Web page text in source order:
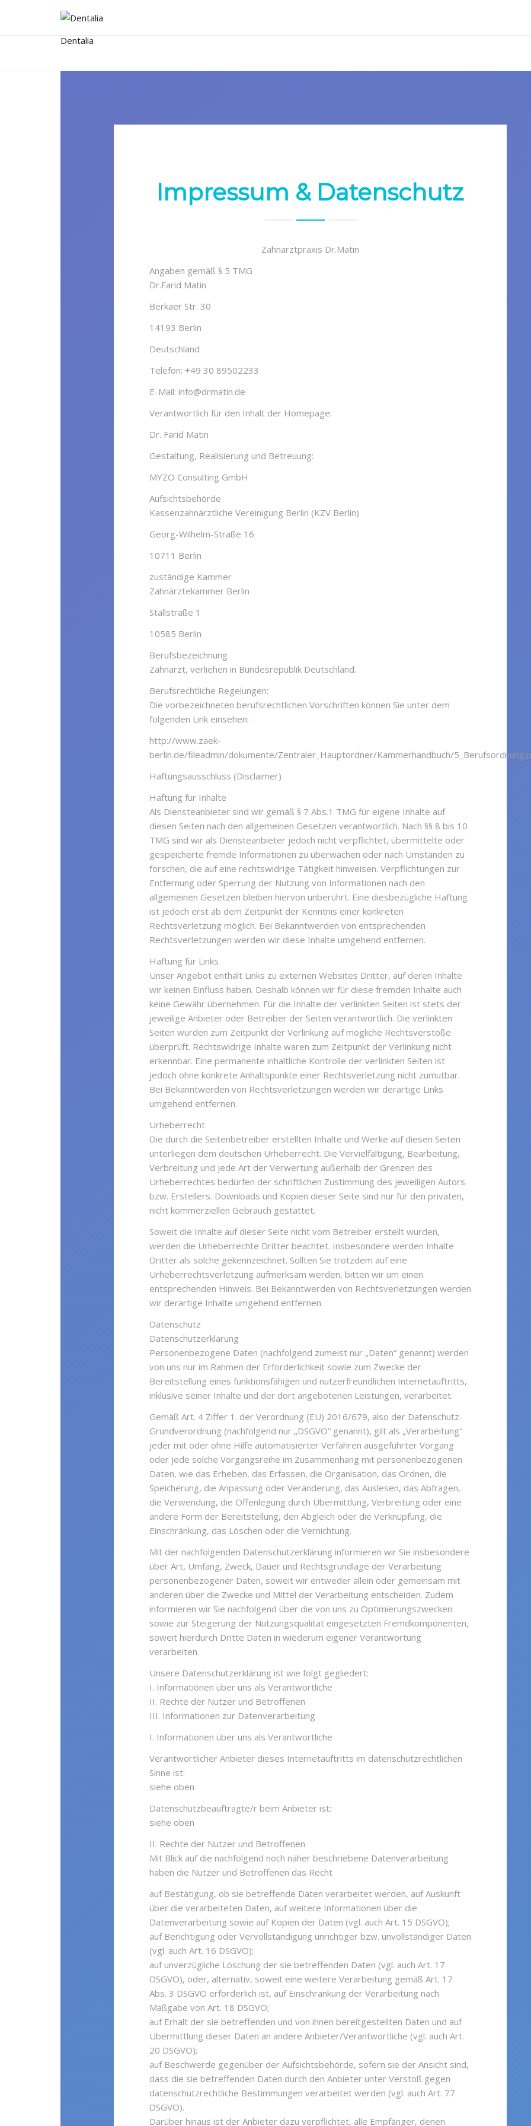
Impressum & Datenschutz
Zahnarztpraxis Dr.Matin
Angaben gemäß § 5 TMG
Dr.Farid Matin
Berkaer Str. 30
14193 Berlin
Deutschland
Telefon: +49 30 89502233
E-Mail: info@drmatin.de
Verantwortlich für den Inhalt der Homepage:
Dr. Farid Matin
Gestaltung, Realisierung und Betreuung:
MYZO Consulting GmbH
Aufsichtsbehörde
Kassenzahnärztliche Vereinigung Berlin (KZV Berlin)
Georg-Wilhelm-Straße 16
10711 Berlin
zuständige Kammer
Zahnärztekammer Berlin
Stallstraße 1
10585 Berlin
Berufsbezeichnung
Zahnarzt, verliehen in Bundesrepublik Deutschland.
Berufsrechtliche Regelungen:
Die vorbezeichneten berufsrechtlichen Vorschriften können Sie unter dem
folgenden Link einsehen:
http://www.zaek-
berlin.de/fileadmin/dokumente/Zentraler_Hauptordner/Kammerhandbuch/
Haftungsausschluss (Disclaimer)
Haftung für Inhalte
Als Diensteanbieter sind wir gemäß § 7 Abs.1 TMG für eigene Inhalte auf
diesen Seiten nach den allgemeinen Gesetzen verantwortlich. Nach §§ 8 bis 10
TMG sind wir als Diensteanbieter jedoch nicht verpflichtet, übermittelte oder
gespeicherte fremde Informationen zu überwachen oder nach Umständen zu
forschen, die auf eine rechtswidrige Tätigkeit hinweisen. Verpflichtungen zur
Entfernung oder Sperrung der Nutzung von Informationen nach den
allgemeinen Gesetzen bleiben hiervon unberührt. Eine diesbezügliche Haftung
ist jedoch erst ab dem Zeitpunkt der Kenntnis einer konkreten
Rechtsverletzung möglich. Bei Bekanntwerden von entsprechenden
Rechtsverletzungen werden wir diese Inhalte umgehend entfernen.
Haftung für Links
Unser Angebot enthält Links zu externen Websites Dritter, auf deren Inhalte
wir keinen Einfluss haben. Deshalb können wir für diese fremden Inhalte auch
keine Gewähr übernehmen. Für die Inhalte der verlinkten Seiten ist stets der
jeweilige Anbieter oder Betreiber der Seiten verantwortlich. Die verlinkten
Seiten wurden zum Zeitpunkt der Verlinkung auf mögliche Rechtsverstöße
überprüft. Rechtswidrige Inhalte waren zum Zeitpunkt der Verlinkung nicht
erkennbar. Eine permanente inhaltliche Kontrolle der verlinkten Seiten ist
jedoch ohne konkrete Anhaltspunkte einer Rechtsverletzung nicht zumutbar.
Bei Bekanntwerden von Rechtsverletzungen werden wir derartige Links
umgehend entfernen.
Urheberrecht
Die durch die Seitenbetreiber erstellten Inhalte und Werke auf diesen Seiten
unterliegen dem deutschen Urheberrecht. Die Vervielfältigung, Bearbeitung,
Verbreitung und jede Art der Verwertung außerhalb der Grenzen des
Urheberrechtes bedürfen der schriftlichen Zustimmung des jeweiligen Autors
bzw. Erstellers. Downloads und Kopien dieser Seite sind nur für den privaten,
nicht kommerziellen Gebrauch gestattet.
Soweit die Inhalte auf dieser Seite nicht vom Betreiber erstellt wurden,
werden die Urheberrechte Dritter beachtet. Insbesondere werden Inhalte
Dritter als solche gekennzeichnet. Sollten Sie trotzdem auf eine
Urheberrechtsverletzung aufmerksam werden, bitten wir um einen
entsprechenden Hinweis. Bei Bekanntwerden von Rechtsverletzungen werden
wir derartige Inhalte umgehend entfernen.
Datenschutz
Datenschutzerklärung
Personenbezogene Daten (nachfolgend zumeist nur „Daten“ genannt) werden
von uns nur im Rahmen der Erforderlichkeit sowie zum Zwecke der
Bereitstellung eines funktionsfähigen und nutzerfreundlichen Internetauftritts,
inklusive seiner Inhalte und der dort angebotenen Leistungen, verarbeitet.
Gemäß Art. 4 Ziffer 1. der Verordnung (EU) 2016/679, also der Datenschutz-
Grundverordnung (nachfolgend nur „DSGVO“ genannt), gilt als „Verarbeitung“
jeder mit oder ohne Hilfe automatisierter Verfahren ausgeführter Vorgang
oder jede solche Vorgangsreihe im Zusammenhang mit personenbezogenen
Daten, wie das Erheben, das Erfassen, die Organisation, das Ordnen, die
Speicherung, die Anpassung oder Veränderung, das Auslesen, das Abfragen,
die Verwendung, die Offenlegung durch Übermittlung, Verbreitung oder eine
andere Form der Bereitstellung, den Abgleich oder die Verknüpfung, die
Einschränkung, das Löschen oder die Vernichtung.
Mit der nachfolgenden Datenschutzerklärung informieren wir Sie insbesondere
über Art, Umfang, Zweck, Dauer und Rechtsgrundlage der Verarbeitung
personenbezogener Daten, soweit wir entweder allein oder gemeinsam mit
anderen über die Zwecke und Mittel der Verarbeitung entscheiden. Zudem
informieren wir Sie nachfolgend über die von uns zu Optimierungszwecken
sowie zur Steigerung der Nutzungsqualität eingesetzten Fremdkomponenten,
soweit hierdurch Dritte Daten in wiederum eigener Verantwortung
verarbeiten.
Unsere Datenschutzerklärung ist wie folgt gegliedert:
I. Informationen über uns als Verantwortliche
II. Rechte der Nutzer und Betroffenen
III. Informationen zur Datenverarbeitung
I. Informationen über uns als Verantwortliche
Verantwortlicher Anbieter dieses Internetauftritts im datenschutzrechtlichen
Sinne ist:
siehe oben
Datenschutzbeauftragte/r beim Anbieter ist:
siehe oben
II. Rechte der Nutzer und Betroffenen
Mit Blick auf die nachfolgend noch näher beschriebene Datenverarbeitung
haben die Nutzer und Betroffenen das Recht
auf Bestätigung, ob sie betreffende Daten verarbeitet werden, auf Auskunft
über die verarbeiteten Daten, auf weitere Informationen über die
Datenverarbeitung sowie auf Kopien der Daten (vgl. auch Art. 15 DSGVO);
auf Berichtigung oder Vervollständigung unrichtiger bzw. unvollständiger Daten
(vgl. auch Art. 16 DSGVO);
auf unverzügliche Löschung der sie betreffenden Daten (vgl. auch Art. 17
DSGVO), oder, alternativ, soweit eine weitere Verarbeitung gemäß Art. 17
Abs. 3 DSGVO erforderlich ist, auf Einschränkung der Verarbeitung nach
Maßgabe von Art. 18 DSGVO;
auf Erhalt der sie betreffenden und von ihnen bereitgestellten Daten und auf
Übermittlung dieser Daten an andere Anbieter/Verantwortliche (vgl. auch Art.
20 DSGVO);
auf Beschwerde gegenüber der Aufsichtsbehörde, sofern sie der Ansicht sind,
dass die sie betreffenden Daten durch den Anbieter unter Verstoß gegen
datenschutzrechtliche Bestimmungen verarbeitet werden (vgl. auch Art. 77
DSGVO).
Darüber hinaus ist der Anbieter dazu verpflichtet, alle Empfänger, denen